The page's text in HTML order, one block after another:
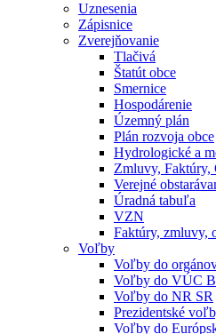
Uznesenia
Zápisnice
Zverejňovanie
Tlačivá
Štatút obce
Smernice
Hospodárenie
Územný plán
Plán rozvoja obce
Hydrologické a
Zmluvy, Faktúry,
Verejné
Úradná tabuľa
VZN
Faktúry, zmluvy,
Voľby
Voľby do
Voľby do VÚC
Voľby do NR SR
Prezidentské
Voľby do